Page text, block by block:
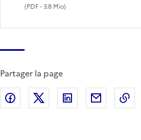
(PDF- 3.8 Mio)
Partager la page
Partager sur Facebook
Partager sur X
Partager sur